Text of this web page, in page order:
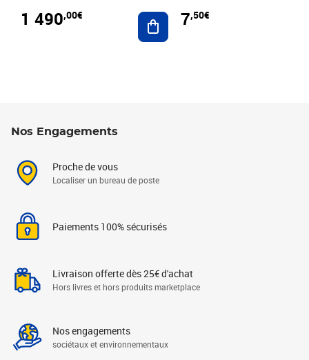
1 490,00€ Ajouter au panier
7,50€
Nos Engagements
Proche de vous
Localiser un bureau de poste
Paiements 100% sécurisés
Livraison offerte dès 25€ d'achat
Hors livres et hors produits marketplace
Nos engagements
sociétaux et environnementaux